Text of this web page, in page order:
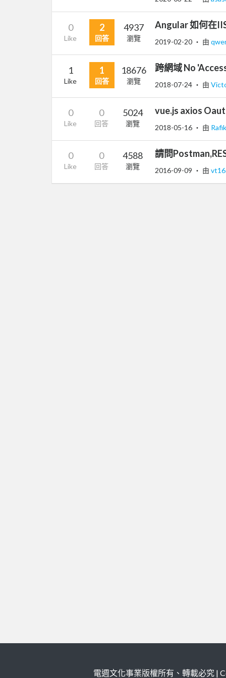
0
Like
2
回答
4937
瀏覽
Angular 如何在
2019-02-20 ‧ 由
1
Like
1
回答
18676
瀏覽
跨網域 No
2018-07-24 ‧ 由
0
Like
0
回答
5024
瀏覽
vue.js axios
2018-05-16 ‧ 由
0
Like
0
回答
4588
瀏覽
請問
2016-09-09 ‧ 由
電週文化事業版權所有、轉載必究 |